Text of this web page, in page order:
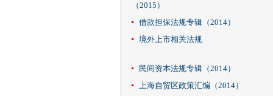
（2015）
借款担保法规专辑（2014）
境外上市相关法规
民间资本法规专辑（2014）
上海自贸区政策汇编（2014）